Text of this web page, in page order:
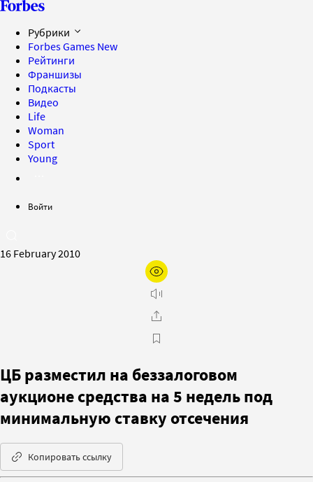
Рубрики
Forbes Games New
Рейтинги
Франшизы
Подкасты
Видео
Life
Woman
Sport
Young
Войти
16 February 2010
ЦБ разместил на беззалоговом
аукционе средства на 5 недель под
минимальную ставку отсечения
Копировать ссылку